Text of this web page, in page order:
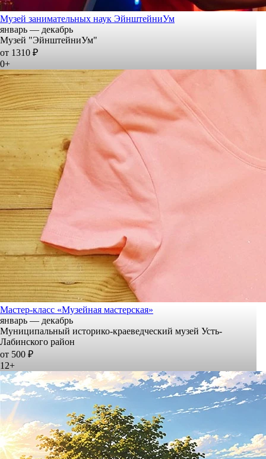
Музей занимательных наук ЭйнштейниУм
январь — декабрь
Музей "ЭйнштейниУм"
от 1310 ₽
0+
Мастер-класс «Музейная мастерская»
январь — декабрь
Муниципальный историко-краеведческий музей Усть-
Лабинского район
от 500 ₽
12+